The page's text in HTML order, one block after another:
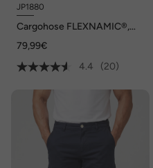
JP1880
Cargohose FLEXNAMIC®,
Taschen, bis Gr. 72
79,99€
4.4
(20)